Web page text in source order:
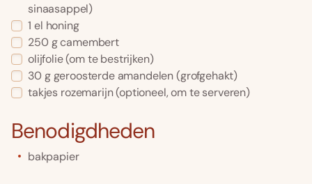
sinaasappel)
1 el honing
250 gcamembert
olijfolie(om te bestrijken)
30 g geroosterde amandelen(grofgehakt)
takjes rozemarijn(optioneel, om te serveren)
Benodigdheden
bakpapier